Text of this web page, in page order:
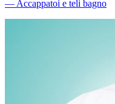
―Accappatoi e teli bagno